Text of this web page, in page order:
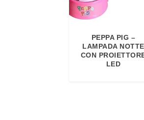
PEPPA PIG –
LAMPADA NOTTE
CON
LED